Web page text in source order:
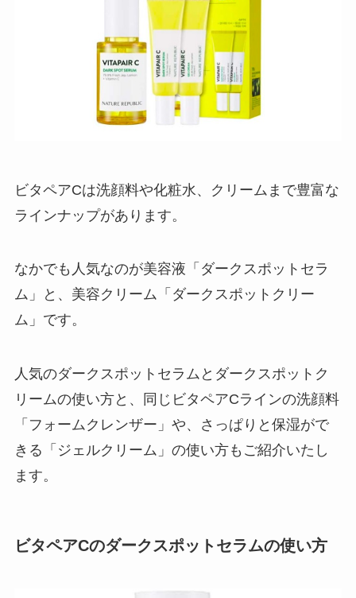
ビタペアCは洗顔料や化粧水、クリームまで豊富な
ラインナップがあります。
なかでも人気なのが美容液「ダークスポットセラ
ム」と、美容クリーム「ダークスポットクリー
ム」です。
人気のダークスポットセラムとダークスポットク
リームの使い方と、同じビタペアCラインの洗顔料
「フォームクレンザー」や、さっぱりと保湿がで
きる「ジェルクリーム」の使い方もご紹介いたし
ます。
ビタペアCのダークスポットセラムの使い方